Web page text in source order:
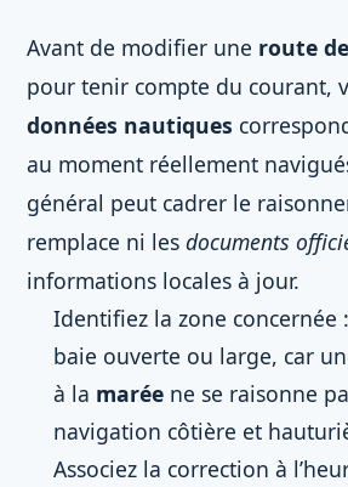
Avant de modifier une route
pour tenir compte du courant,
données nautiques
au moment réellement
général peut cadrer le
remplace ni les documents
informations locales à jour.
Identifiez la zone concernée
baie ouverte ou large, car
à la marée ne se raisonne
navigation côtière et
Associez la correction à